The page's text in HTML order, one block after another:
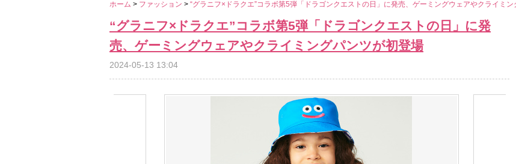
ホーム > ファッション > “グラニフ×ドラクエ”コラボ第5弾「ドラゴンクエストの日」に発売、ゲーミングウェアやクライミ
“グラニフ×ドラクエ”コラボ第5弾「ドラゴンクエストの日」に発
売、ゲーミングウェアやクライミングパンツが初登場
2024-05-13 13:04